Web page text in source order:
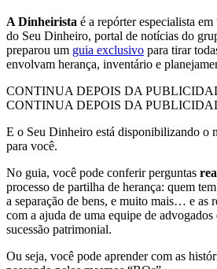
A Dinheirista é a repórter especialista
do Seu Dinheiro, portal de notícias do
preparou um guia exclusivo para tirar
envolvam herança, inventário e
CONTINUA DEPOIS DA
CONTINUA DEPOIS DA
E o Seu Dinheiro está disponibilizando o
para você.
No guia, você pode conferir perguntas
processo de partilha de herança: quem
a separação de bens, e muito mais… e as
com a ajuda de uma equipe de advogados
sucessão patrimonial.
Ou seja, você pode aprender com as